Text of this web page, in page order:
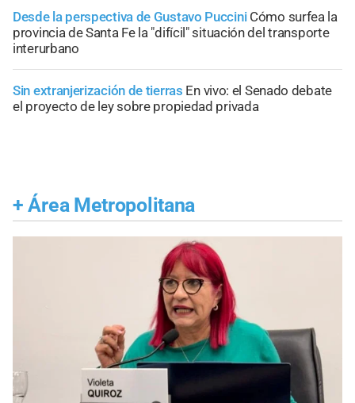
Desde la perspectiva de Gustavo Puccini Cómo surfea la
provincia de Santa Fe la "difícil" situación del transporte
interurbano
Sin extranjerización de tierras En vivo: el Senado debate
el proyecto de ley sobre propiedad privada
+ Área Metropolitana